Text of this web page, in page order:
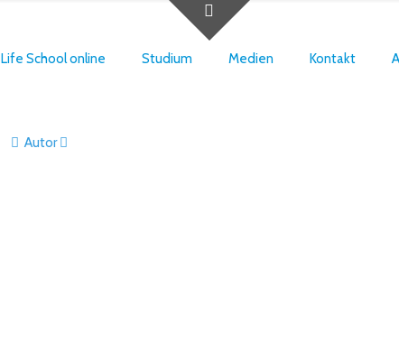
Life School online Studium Medien Kontakt
Autor